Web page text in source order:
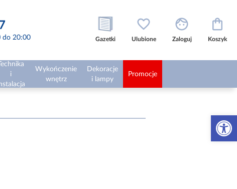
Otwórz
do 20:00 Gazetki Ulubione Zaloguj Koszyk
i
Wykończenie
wnętrz
Dekoracje
i lampy
Promocje